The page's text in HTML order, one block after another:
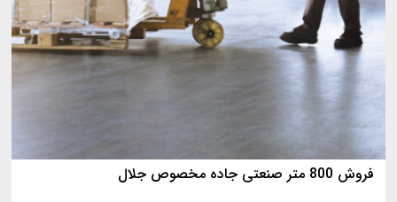
فروش 800 متر صنعتی جاده مخصوص جلال